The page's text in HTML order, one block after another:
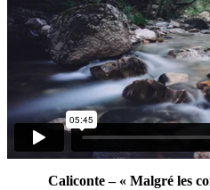
Caliconte – « Malgré les